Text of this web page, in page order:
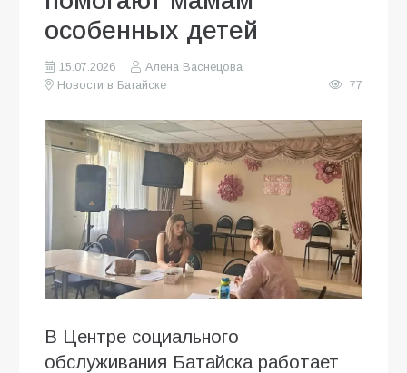
особенных детей
15.07.2026
Алена Васнецова
Новости в Батайске
77
В Центре социального
обслуживания Батайска работает